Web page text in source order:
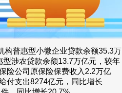
构普惠型小微企业贷款余额35.3万
涉农贷款余额13.7万亿元，较年
险公司原保险保费收入2.2万亿
付支出8274亿元，同比增长